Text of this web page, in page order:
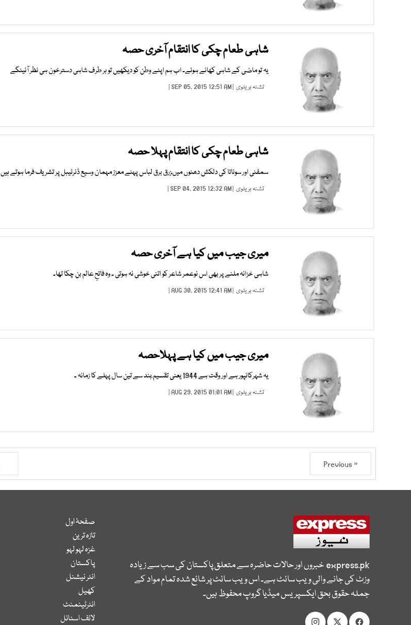
شاہی طعام چکی کا انتقام آخری حصہ
یہ تو ماضی کے شاہی کھانے ہوئے۔ اب ہم اپنے وطن کو دیکھیں تو ہر طرف شاہی دسترخون ہی نظر آئینگے
تشنہ بریلوی | SEP 05, 2015 12:51 AM |
شاہی طعام چکی کا انتقام پہلا حصہ
سمفنی اور سوناتا کی دلکش دھنوں میںزرق برق لباس پہنے معزز مہمان وسیع ڈنرٹیبل پر تشریف فرما ہوتے ہیں
تشنہ بریلوی | SEP 04, 2015 12:32 AM |
میری جیب میں کیا ہے آخری حصہ
شاہی خزانہ ملنے پر بھی اس نوعمر شاعر کو اتنی خوشی نہ ہوتی ۔ وہ فاتحِ عالم بن چکا تھا۔
تشنہ بریلوی | AUG 30, 2015 12:41 AM |
میری جیب میں کیا ہے پہلاحصہ
یہ شہرکانپور ہے اور وقت ہے 1944 یعنی تقسیم ِہند سے تین سال پہلے کا زمانہ ۔
تشنہ بریلوی | AUG 29, 2015 01:01 AM |
« Previous
express.pkخبروں اور حالات حاضرہ سے متعلق پاکستان کی سب سے زیادہ
وزٹ کی جانے والی ویب سائٹ ہے۔ اس ویب سائٹ پر شائع شدہ تمام مواد کے
جملہ حقوق بحق ایکسپریس میڈیا گروپ محفوظ ہیں۔
صفحۂ اول
تازہ ترین
غزہ لہو لہو
پاکستان
انٹر نیشنل
کھیل
انٹرٹینمنٹ
لائف اسٹائل